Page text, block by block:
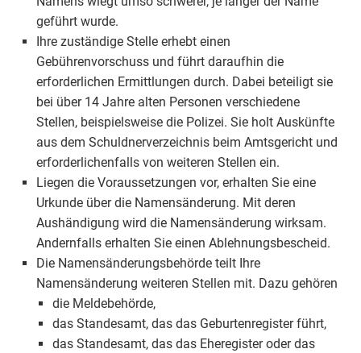
geführt wurde.
Ihre zuständige Stelle erhebt einen
Gebührenvorschuss und führt daraufhin die
erforderlichen Ermittlungen durch. Dabei beteiligt sie
bei über 14 Jahre alten Personen verschiedene
Stellen, beispielsweise die Polizei. Sie holt Auskünfte
aus dem Schuldnerverzeichnis beim Amtsgericht und
erforderlichenfalls von weiteren Stellen ein.
Liegen die Voraussetzungen vor, erhalten Sie eine
Urkunde über die Namensänderung. Mit deren
Aushändigung wird die Namensänderung wirksam.
Andernfalls erhalten Sie einen Ablehnungsbescheid.
Die Namensänderungsbehörde teilt Ihre
Namensänderung weiteren Stellen mit. Dazu gehören
die Meldebehörde,
das Standesamt, das das Geburtenregister führt,
das Standesamt, das das Eheregister oder das